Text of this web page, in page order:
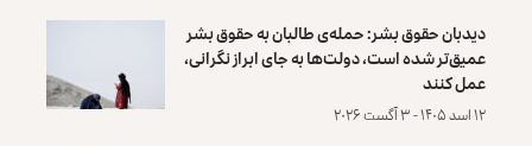
دیدبان حقوق بشر: حمله‌ی طالبان به حقوق بشر
عمیق‌تر شده است، دولت‌ها به جای ابراز نگرانی،
عمل کنند
۱۲ اسد ۱۴۰۵ - ۳ آگست ۲۰۲۶